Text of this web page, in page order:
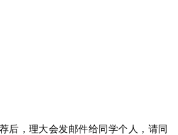
后，理大会发邮件给同学个人，请同